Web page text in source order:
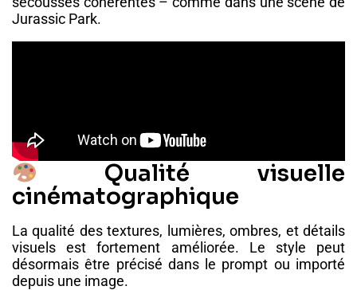
Jurassic Park.
Qualité visuelle
cinématographique
La qualité des textures, lumières, ombres, et détails
visuels est fortement améliorée. Le style peut
désormais être précisé dans le prompt ou importé
depuis une image.